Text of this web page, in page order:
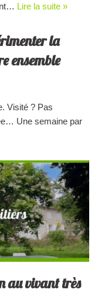
Lire la suite »
la
ensemble
Visité ? Pas
Une semaine par
au vivant très